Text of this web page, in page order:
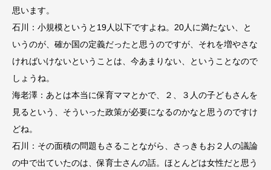
思います。
石川：小規模というと19人以下ですよね。20人に満たない、と
いうのが、確か国の定義だったと思うのですが、それを増やさな
ければいけないということは、今あまりない、ということなので
しょうね。
海老澤：あとは本当に保育ママとかで、２、３人の子どもさんを
見るという、そういった政策が必要になるのかなと思うのですけ
どね。
石川：その面積の問題もさることながら、さっきもお２人の議論
の中で出ていたのは、保育士さんの話。ほとんどは女性だと思う